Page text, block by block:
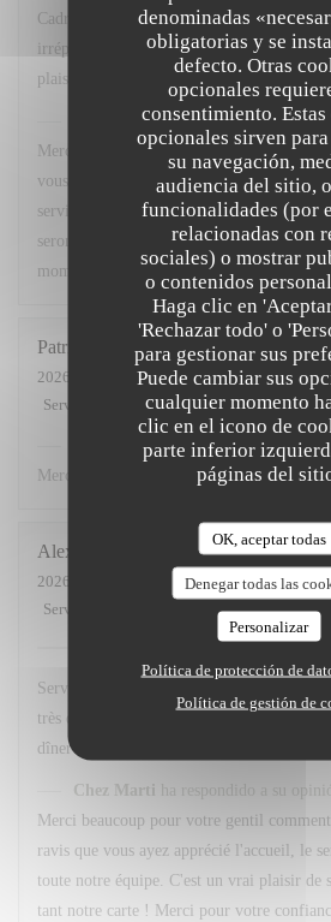
denominadas
obligatorias y se
defecto. Otras
opcionales
consentimiento.
opcionales sirven
su navegación,
audiencia del sitio,
funcionalidades (por
relacionadas con
sociales) o mostrar
o contenidos
Haga clic en
'Rechazar todo' o
para gestionar sus
Puede cambiar sus
cualquier momento
clic en el icono de
parte inferior
páginas del
OK, aceptar todas
Denegar todas las
Personalizar
Política de protección de
Política de gestión de
Cadre agréable, excellente cuisine avec un
irréprochable...que demander de plus ?
plaisir.
Chez Marti ha respondido a su
Merci beaucoup pour votre superbe retour
vous ayez apprécié le cadre, notre cuisine
service. Votre satisfaction est notre plus
serons très heureux de vous accueillir à
moment gourmand. À très bientôt !
Patricia
2026-07-02
- 12:00 - Invitados 3
Servicio
Ambiente: 4/5 Menú: 4/5
Chez Marti ha respondido a su
Merci.
Alexandre
2026-07-01
- 20:45 - Invitados 3
Servicio
5/5 Menú: 5/5
Service et personnel au top . Quand au
très difficile , Tant de bonne préparation à
dîner 👍 À bientôt
Chez Marti
ha respondido a su
Merci beaucoup pour votre gentil
ravis que vous ayez apprécié l'accueil, le
toute notre équipe. C'est un vrai plaisir de
tant notre carte ! Merci pour votre